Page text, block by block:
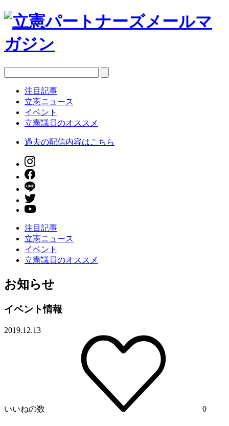
注目記事
立憲ニュース
イベント
立憲議員のオススメ
過去の配信内容はこちら
注目記事
立憲ニュース
イベント
立憲議員のオススメ
お知らせ
イベント情報
2019.12.13
いいねの数 0